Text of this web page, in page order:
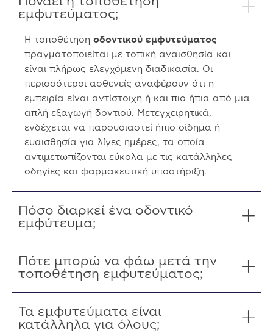
εμφυτεύματος;
Η τοποθέτηση οδοντικού εμφυτεύματος
πραγματοποιείται με τοπική αναισθησία και
είναι πλήρως ελεγχόμενη διαδικασία. Οι
περισσότεροι ασθενείς αναφέρουν ότι η
εμπειρία είναι αντίστοιχη ή και πιο ήπια από μια
απλή εξαγωγή δοντιού. Μετεγχειρητικά,
ενδέχεται να παρουσιαστεί ήπιο οίδημα ή
ευαισθησία για λίγες ημέρες, τα οποία
αντιμετωπίζονται εύκολα με τις κατάλληλες
οδηγίες και φαρμακευτική υποστήριξη.
Πόσο διαρκεί ένα οδοντικό
εμφύτευμα;
Πότε μπορώ να φάω μετά την
τοποθέτηση εμφυτεύματος;
Τα εμφυτεύματα είναι
κατάλληλα για όλους;